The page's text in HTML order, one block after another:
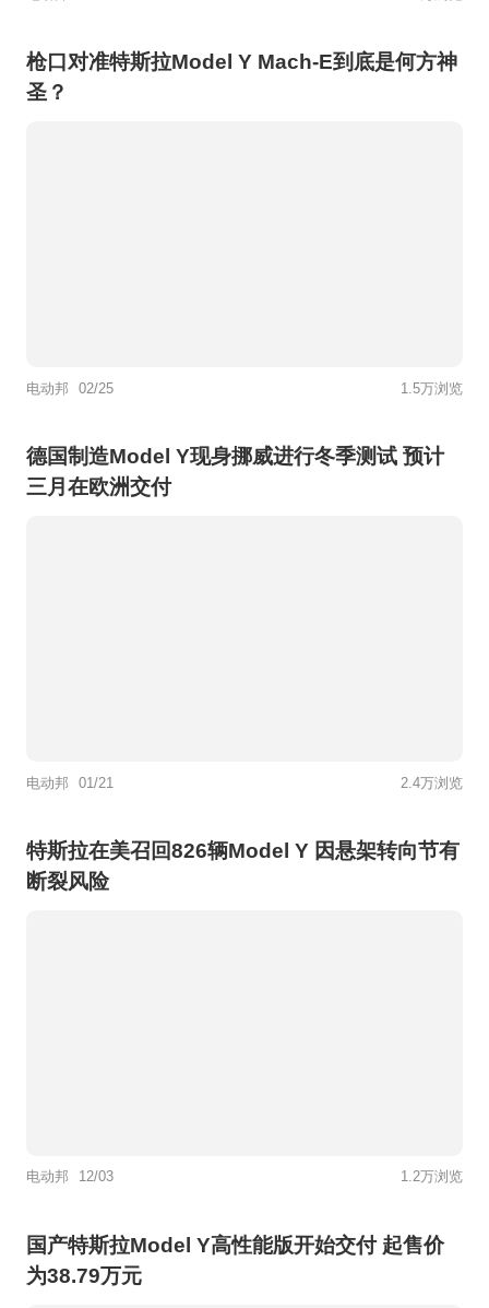
枪口对准特斯拉Model Y Mach-E到底是何方神
圣？
电动邦 02/25 1.5万浏览
德国制造Model Y现身挪威进行冬季测试 预计
三月在欧洲交付
电动邦 01/21 2.4万浏览
特斯拉在美召回826辆Model Y 因悬架转向节有
断裂风险
电动邦 12/03 1.2万浏览
国产特斯拉Model Y高性能版开始交付 起售价
为38.79万元